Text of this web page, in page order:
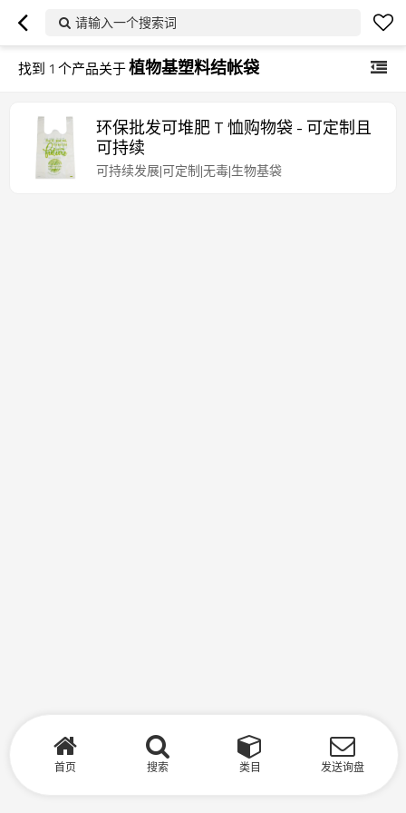
请输入一个搜索词
找到 1 个产品关于植物基塑料结帐袋
环保批发可堆肥 T 恤购物袋 - 可定制且
可持续
可持续发展|可定制|无毒|生物基袋
首页 搜索 类目 发送询盘